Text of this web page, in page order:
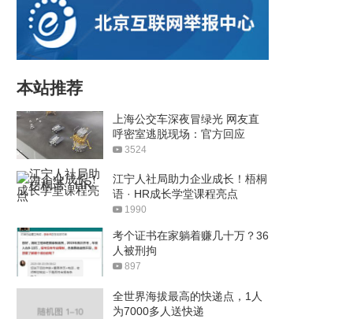
本站推荐
上海公交车深夜冒绿光 网友直
呼密室逃脱现场：官方回应
3524
江宁人社局助力企业成长！梧桐
语 · HR成长学堂课程亮点
1990
考个证书在家躺着赚几十万？36
人被刑拘
897
全世界海拔最高的快递点，1人
为7000多人送快递